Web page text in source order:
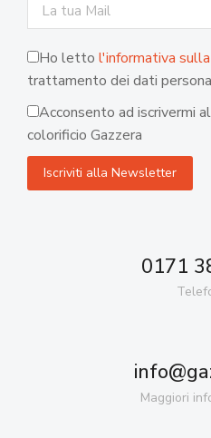
Ho letto l'informativa
trattamento dei dati
Acconsento ad iscrivermi
colorificio Gazzera
0171
Maggiori